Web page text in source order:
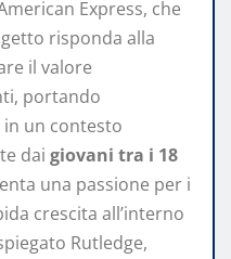
Express, che
risponda alla
il valore
portando
un contesto
dai giovani tra i 18
una passione per i
crescita all’interno
Rutledge,